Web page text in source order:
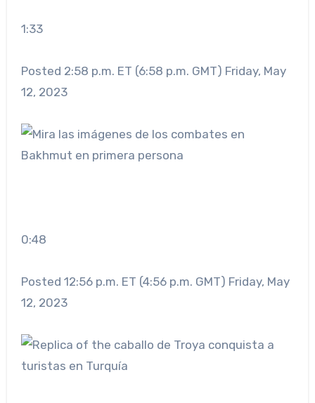
1:33
Posted 2:58 p.m. ET (6:58 p.m. GMT) Friday, May
12, 2023
0:48
Posted 12:56 p.m. ET (4:56 p.m. GMT) Friday, May
12, 2023